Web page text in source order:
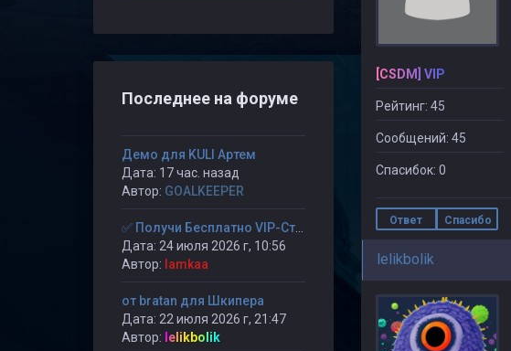
[CSDM] VIP
Рейтинг: 45
Сообщений: 45
Спасибок: 0
Ответ Спасибо
lelikbolik
Последнее на форуме
Демо для KULI Артем
Дата: 17 час. назад
Автор: GOALKEEPER
Дата: 24 июля 2026 г, 10:56
Автор: lamkaa
от bratan для Шкипера
Дата: 22 июля 2026 г, 21:47
Автор: lelikbolik